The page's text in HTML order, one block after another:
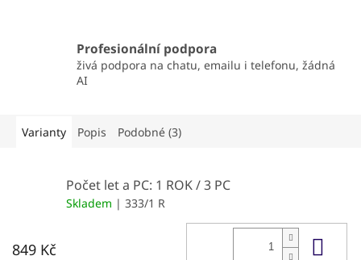
Profesionální podpora
živá podpora na chatu, emailu i telefonu, žádná
AI
Varianty Popis Podobné (3)
Počet let a PC: 1 ROK / 3 PC
Skladem | 333/1 R
849 Kč